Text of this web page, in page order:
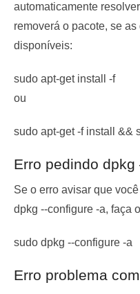
automaticamente
removerá o pacote, se
disponíveis:
sudo apt-get install -f
ou
sudo apt-get -f install &&
Erro pedindo
Se o erro avisar que
dpkg --configure -a, faça
sudo dpkg --configure -a
Erro problema